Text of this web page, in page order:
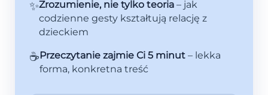
✨Zrozumienie, nie tylko teoria– jak
codzienne gesty kształtują relację z
dzieckiem
☕Przeczytanie zajmie Ci 5 minut– lekka
forma, konkretna treść